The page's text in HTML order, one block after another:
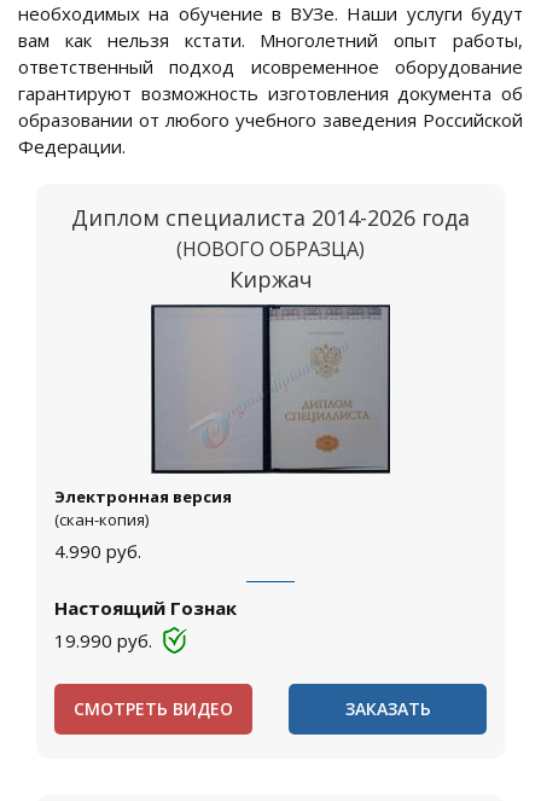
необходимых на обучение в ВУЗе. Наши услуги будут
вам как нельзя кстати. Многолетний опыт работы,
ответственный подход исовременное оборудование
гарантируют возможность изготовления документа об
образовании от любого учебного заведения Российской
Федерации.
Диплом специалиста 2014-2026 года
(НОВОГО ОБРАЗЦА)
Киржач
Электронная версия
(скан-копия)
4.990 руб.
Настоящий Гознак
19.990 руб.
СМОТРЕТЬ ВИДЕО ЗАКАЗАТЬ